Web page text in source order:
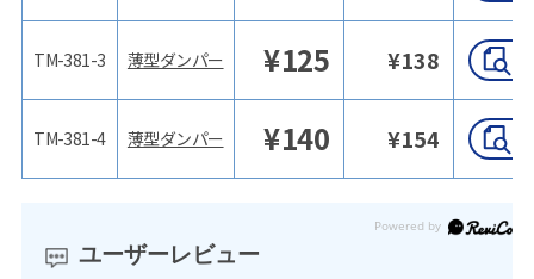
TM-381-3
TM-381-4
薄型ダンパー ¥125 ¥138
薄型ダンパー ¥140 ¥154
ユーザーレビュー